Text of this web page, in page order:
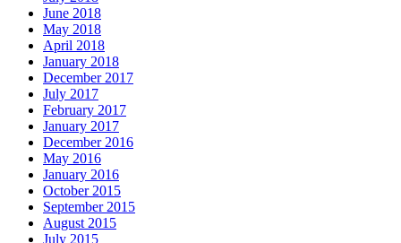
June 2018
May 2018
April 2018
January 2018
December 2017
July 2017
February 2017
January 2017
December 2016
May 2016
January 2016
October 2015
September 2015
August 2015
July 2015